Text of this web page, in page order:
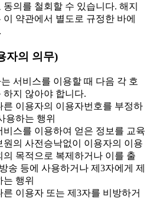
동의를 철회할 수 있습니다. 해지
이 약관에서 별도로 규정한 바에
자의 의무)
서비스를 이용할 때 다음 각 호
하지 않아야 합니다.
른 이용자의 이용자번호를 부정하
용하는 행위
비스를 이용하여 얻은 정보를 교육
원의 사전승낙없이 이용자의 이용
의 목적으로 복제하거나 이를 출
송 등에 사용하거나 제3자에게 제
는 행위
른 이용자 또는 제3자를 비방하거